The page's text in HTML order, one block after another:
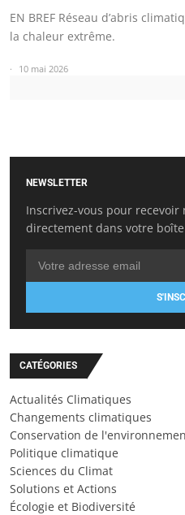
EN BREF Réseau d’abris
la chaleur extrême.
10 mai 2026
NEWSLETTER
Inscrivez-vous pour
directement dans votre
CATÉGORIES
Actualités Climatiques
Changements climatiques
Conservation de
Politique climatique
Sciences du Climat
Solutions et Actions
Écologie et Biodiversité